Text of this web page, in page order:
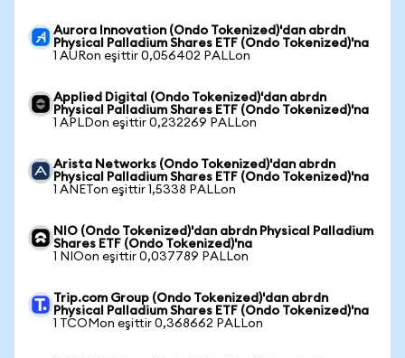
Aurora Innovation (Ondo Tokenized)'dan abrdn
Physical Palladium Shares ETF (Ondo Tokenized)'na
1 AURon eşittir 0,056402 PALLon
Applied Digital (Ondo Tokenized)'dan abrdn
Physical Palladium Shares ETF (Ondo Tokenized)'na
1 APLDon eşittir 0,232269 PALLon
Arista Networks (Ondo Tokenized)'dan abrdn
Physical Palladium Shares ETF (Ondo Tokenized)'na
1 ANETon eşittir 1,5338 PALLon
NIO (Ondo Tokenized)'dan abrdn Physical Palladium
Shares ETF (Ondo Tokenized)'na
1 NIOon eşittir 0,037789 PALLon
Trip.com Group (Ondo Tokenized)'dan abrdn
Physical Palladium Shares ETF (Ondo Tokenized)'na
1 TCOMon eşittir 0,368662 PALLon